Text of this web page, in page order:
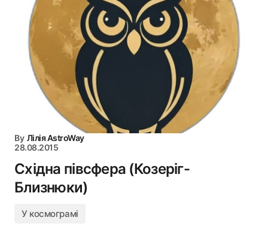
By Лілія AstroWay
28.08.2015
Східна півсфера (Козеріг-
Близнюки)
У космограмі